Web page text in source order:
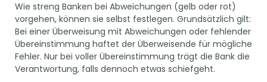
Wie streng Banken bei Abweichungen (gelb oder rot)
vorgehen, können sie selbst festlegen. Grundsätzlich gilt:
Bei einer Überweisung mit Abweichungen oder fehlender
Übereinstimmung haftet der Überweisende für mögliche
Fehler. Nur bei voller Übereinstimmung trägt die Bank die
Verantwortung, falls dennoch etwas schiefgeht.